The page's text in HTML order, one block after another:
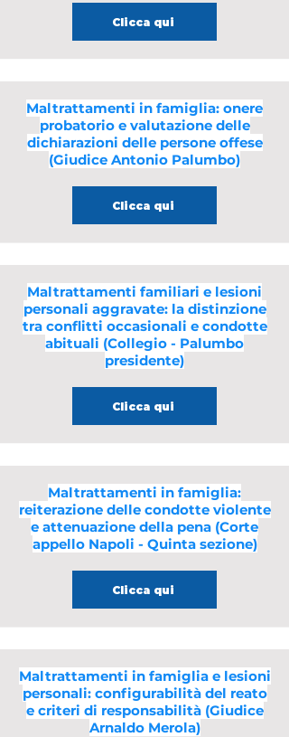
Clicca qui
Maltrattamenti in famiglia: onere
probatorio e valutazione delle
dichiarazioni delle persone offese
(Giudice Antonio Palumbo)
Clicca qui
Maltrattamenti familiari e lesioni
personali aggravate: la distinzione
tra conflitti occasionali e condotte
abituali (Collegio - Palumbo
presidente)
Clicca qui
Maltrattamenti in famiglia:
reiterazione delle condotte violente
e attenuazione della pena (Corte
appello Napoli - Quinta sezione)
Clicca qui
Maltrattamenti in famiglia e lesioni
personali: configurabilità del reato
e criteri di responsabilità (Giudice
Arnaldo Merola)